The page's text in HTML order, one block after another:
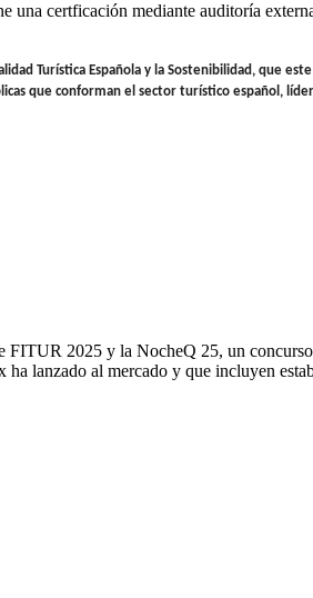
certficación mediante auditoría
Turística Española y la Sostenibilidad, que
que conforman el sector turístico español,
2025 y la NocheQ 25, un
lanzado al mercado y que incluyen